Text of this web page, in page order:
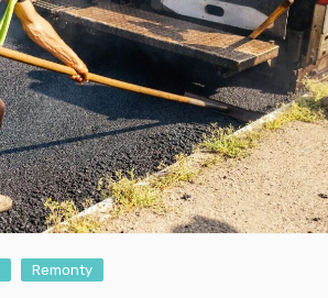
Remonty